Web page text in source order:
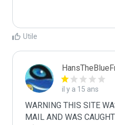
Utile
il y a 15 ans
WARNING THIS SITE
MAIL AND WAS